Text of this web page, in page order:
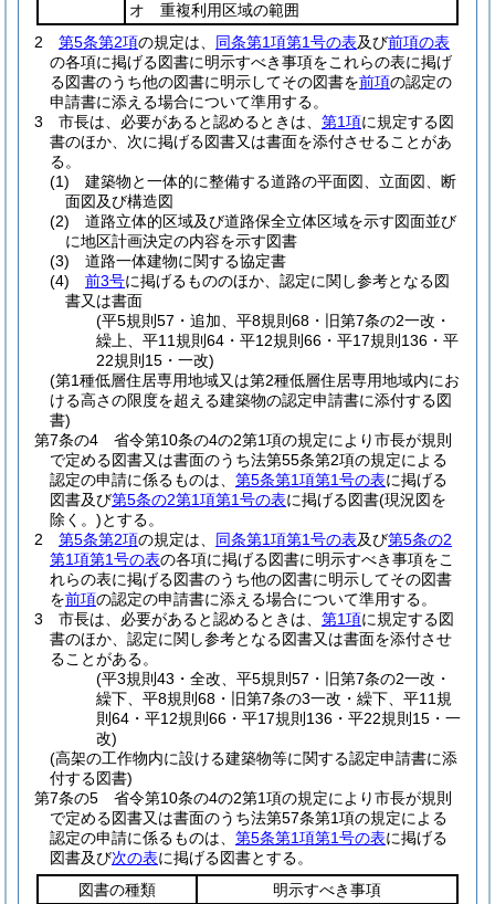
オ 重複利用区域の範囲
2
第5条第2項の規定は、 同条第1項第1号の表及び前項の表
の各項に掲げる図書に明示すべき事項をこれらの表に掲げ
る図書のうち他の図書に明示してその図書を前項の認定の
申請書に添える場合について準用する。
3
市長は、必要があると認めるときは、 第1項に規定する図
書のほか、次に掲げる図書又は書面を添付させることがあ
る。
(1)
建築物と一体的に整備する道路の平面図、立面図、断
面図及び構造図
(2)
道路立体的区域及び道路保全立体区域を示す図面並び
に地区計画決定の内容を示す図書
(3)
道路一体建物に関する協定書
(4)
前3号に掲げるもののほか、認定に関し参考となる図
書又は書面
(平5規則57・追加、平8規則68・旧第7条の2一改・
繰上、平11規則64・平12規則66・平17規則136・平
22規則15・一改)
(第1種低層住居専用地域又は第2種低層住居専用地域内にお
ける高さの限度を超える建築物の認定申請書に添付する図
書)
第7条の4
省令第10条の4の2第1項の規定により市長が規則
で定める図書又は書面のうち法第55条第2項の規定による
認定の申請に係るものは、 第5条第1項第1号の表に掲げる
図書及び第5条の2第1項第1号の表に掲げる図書(現況図を
除く。)とする。
2
第5条第2項の規定は、 同条第1項第1号の表及び第5条の2
第1項第1号の表の各項に掲げる図書に明示すべき事項をこ
れらの表に掲げる図書のうち他の図書に明示してその図書
を前項の認定の申請書に添える場合について準用する。
3
市長は、必要があると認めるときは、 第1項に規定する図
書のほか、認定に関し参考となる図書又は書面を添付させ
ることがある。
(平3規則43・全改、平5規則57・旧第7条の2一改・
繰下、平8規則68・旧第7条の3一改・繰下、平11規
則64・平12規則66・平17規則136・平22規則15・一
改)
(高架の工作物内に設ける建築物等に関する認定申請書に添
付する図書)
第7条の5
省令第10条の4の2第1項の規定により市長が規則
で定める図書又は書面のうち法第57条第1項の規定による
認定の申請に係るものは、 第5条第1項第1号の表に掲げる
図書及び次の表に掲げる図書とする。
図書の種類
明示すべき事項